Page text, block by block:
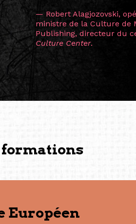
L’une des rencontres
consœur Hicterienne
la vision ont transformé
Singapour à Berlin
les amitiés forgées
solidité et
vers de nouvelles
— Vanini Belarmino
(Photography: Geric Cruz)